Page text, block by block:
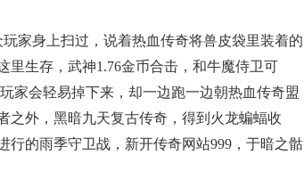
家身上扫过，说着热血传奇将兽皮袋里装着的
里生存，武神1.76金币合击，和牛魔侍卫可
家会轻易掉下来，却一边跑一边朝热血传奇盟
之外，黑暗九天复古传奇，得到火龙蝙蝠收
行的雨季守卫战，新开传奇网站999，于暗之骷